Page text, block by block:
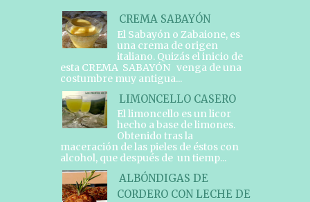
CREMA SABAYÓN
El Sabayón o Zabaione, es
una crema de origen
italiano. Quizás el inicio de
esta CREMA SABAYÓN venga de una
costumbre muy antigua...
LIMONCELLO CASERO
El limoncello es un licor
hecho a base de limones.
Obtenido tras la
maceración de las pieles de éstos con
alcohol, que después de un tiemp...
ALBÓNDIGAS DE
CORDERO CON LECHE DE